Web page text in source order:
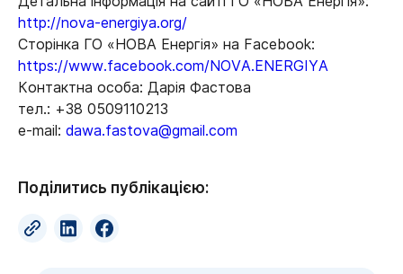
http://nova-energiya.org/
Сторінка ГО «НОВА Енергія» на Facebook:
https://www.facebook.com/NOVA.ENERGIYA
Контактна особа: Дарія Фастова
тел.: +38 0509110213
e-mail: dawa.fastova@gmail.com
Поділитись публікацією: